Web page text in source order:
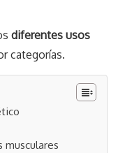
diferentes usos
categorías.